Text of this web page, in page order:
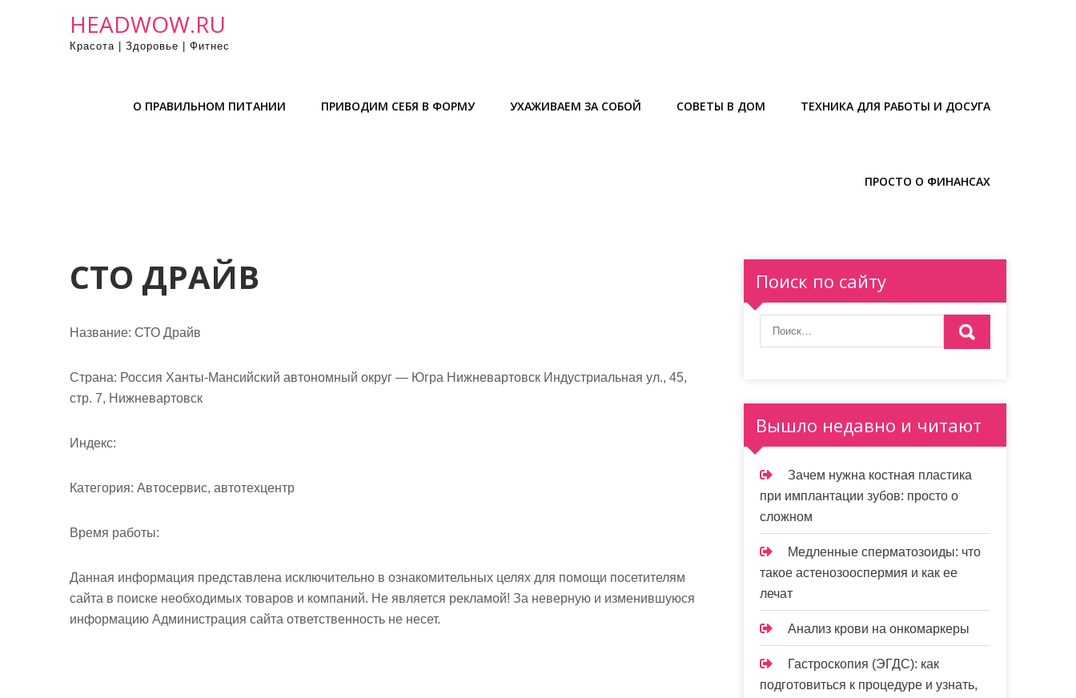
HEADWOW.RU
Красота | Здоровье | Фитнес
О ПРАВИЛЬНОМ ПИТАНИИ ПРИВОДИМ СЕБЯ В ФОРМУ УХАЖИВАЕМ ЗА СОБОЙ СОВЕТЫ В ДОМ ТЕХНИКА ДЛЯ РАБОТЫ И ДОСУГА
ПРОСТО О ФИНАНСАХ
СТО ДРАЙВ
Название: СТО Драйв
Страна: Россия Ханты-Мансийский автономный округ — Югра Нижневартовск Индустриальная ул., 45,
стр. 7, Нижневартовск
Индекс:
Категория: Автосервис, автотехцентр
Время работы:
Данная информация представлена исключительно в ознакомительных целях для помощи посетителям
сайта в поиске необходимых товаров и компаний. Не является рекламой! За неверную и изменившуюся
информацию Администрация сайта ответственность не несет.
Поиск по сайту
Вышло недавно и читают
Зачем нужна костная пластика
при имплантации зубов: просто о
сложном
Медленные сперматозоиды: что
такое астенозооспермия и как ее
лечат
Анализ крови на онкомаркеры
Гастроскопия (ЭГДС): как
подготовиться к процедуре и узнать,